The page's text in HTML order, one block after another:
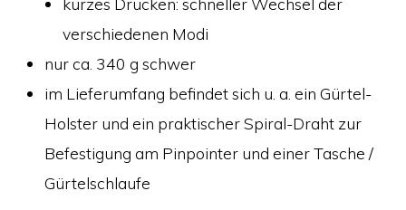
verschiedenen Modi
nur ca. 340 g schwer
im Lieferumfang befindet sich u. a. ein Gürtel-
Holster und ein praktischer Spiral-Draht zur
Befestigung am Pinpointer und einer Tasche /
Gürtelschlaufe